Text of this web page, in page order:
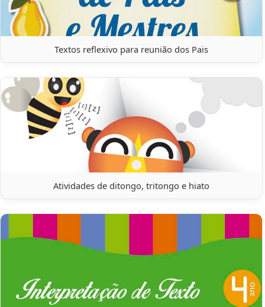
Textos reflexivo para reunião dos Pais
Atividades de ditongo, tritongo e hiato